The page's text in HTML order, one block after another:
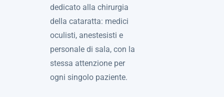
dedicato alla chirurgia
della cataratta: medici
oculisti, anestesisti e
personale di sala, con la
stessa attenzione per
ogni singolo paziente.